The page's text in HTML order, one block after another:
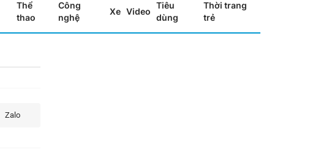
Thể
thao
Công
nghệ
Xe Video
Tiêu
dùng
Thời trang
trẻ
Zalo